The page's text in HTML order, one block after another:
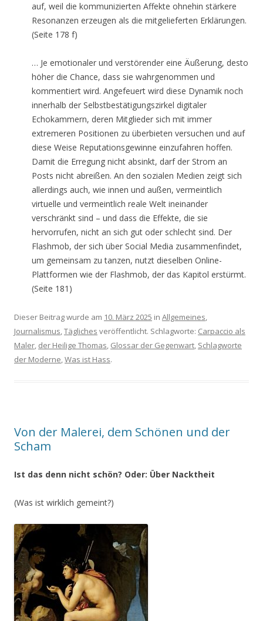
auf, weil die kommunizierten Affekte ohnehin stärkere
Resonanzen erzeugen als die mitgelieferten Erklärungen.
(Seite 178 f)
… Je emotionaler und verstörender eine Äußerung, desto
höher die Chance, dass sie wahrgenommen und
kommentiert wird. Angefeuert wird diese Dynamik noch
innerhalb der Selbstbestätigungszirkel digitaler
Echokammern, deren Mitglieder sich mit immer
extremeren Positionen zu überbieten versuchen und auf
diese Weise Reputationsgewinne einzufahren hoffen.
Damit die Erregung nicht absinkt, darf der Strom an
Posts nicht abreißen. An den sozialen Medien zeigt sich
allerdings auch, wie innen und außen, vermeintlich
virtuelle und vermeintlich reale Welt ineinander
verschränkt sind – und dass die Effekte, die sie
hervorrufen, nicht an sich gut oder schlecht sind. Der
Flashmob, der sich über Social Media zusammenfindet,
um gemeinsam zu tanzen, nutzt dieselben Online-
Plattformen wie der Flashmob, der das Kapitol erstürmt.
(Seite 181)
Dieser Beitrag wurde am 10. März 2025 in Allgemeines,
Journalismus,Tägliches veröffentlicht. Schlagworte: Carpaccio als
Maler, der Heilige Thomas, Glossar der Gegenwart, Schlagworte
der Moderne,Was ist Hass.
Von der Malerei, dem Schönen und der
Scham
Ist das denn nicht schön? Oder: Über Nacktheit
(Was ist wirklich gemeint?)